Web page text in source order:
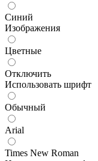
Синий
Изображения
Цветные
Отключить
Использовать шрифт
Обычный
Arial
Times New Roman